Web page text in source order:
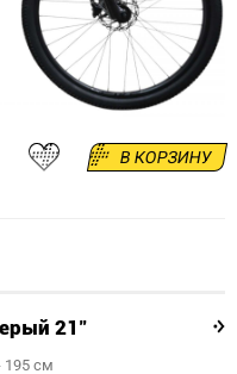
В КОРЗИНУ
21"
195 см